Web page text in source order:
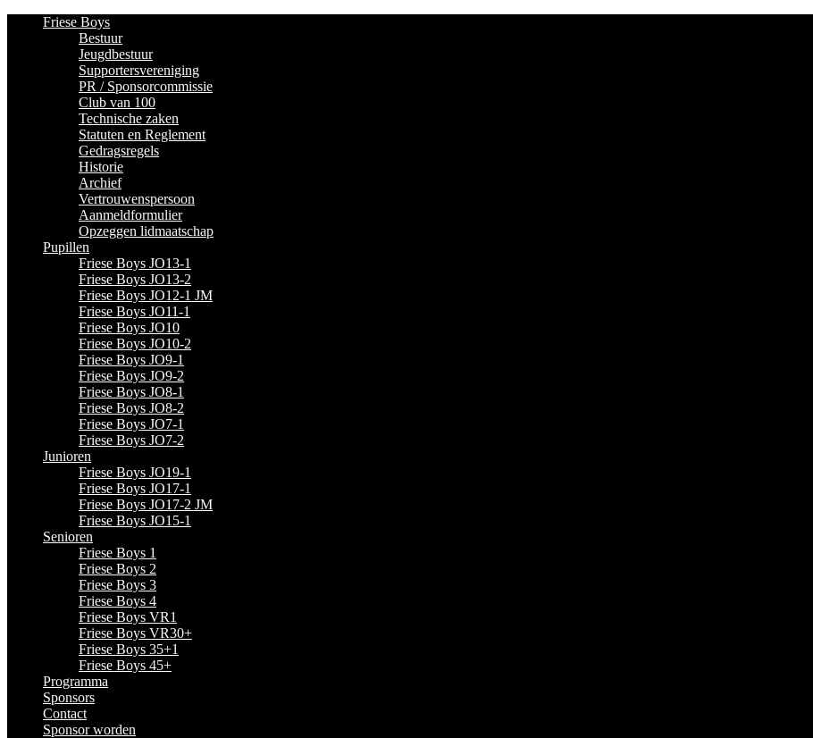
Friese Boys
Bestuur
Jeugdbestuur
Supportersvereniging
PR / Sponsorcommissie
Club van 100
Technische zaken
Statuten en Reglement
Gedragsregels
Historie
Archief
Vertrouwenspersoon
Aanmeldformulier
Opzeggen lidmaatschap
Pupillen
Friese Boys JO13-1
Friese Boys JO13-2
Friese Boys JO12-1 JM
Friese Boys JO11-1
Friese Boys JO10
Friese Boys JO10-2
Friese Boys JO9-1
Friese Boys JO9-2
Friese Boys JO8-1
Friese Boys JO8-2
Friese Boys JO7-1
Friese Boys JO7-2
Junioren
Friese Boys JO19-1
Friese Boys JO17-1
Friese Boys JO17-2 JM
Friese Boys JO15-1
Senioren
Friese Boys 1
Friese Boys 2
Friese Boys 3
Friese Boys 4
Friese Boys VR1
Friese Boys VR30+
Friese Boys 35+1
Friese Boys 45+
Programma
Sponsors
Contact
Sponsor worden